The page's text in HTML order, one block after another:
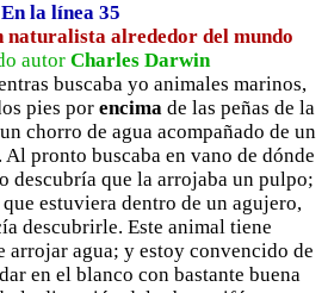
En la línea 35
naturalista alrededor del mundo
autor Charles Darwin
buscaba yo animales marinos,
pies por encima de las peñas de la
chorro de agua acompañado de un
pronto buscaba en vano de dónde
descubría que la arrojaba un pulpo;
estuviera dentro de un agujero,
descubrirle. Este animal tiene
arrojar agua; y estoy convencido de
en el blanco con bastante buena